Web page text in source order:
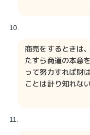
商売をするときは
たすら商道の本意
って努力すれば財
ことは計り知れない